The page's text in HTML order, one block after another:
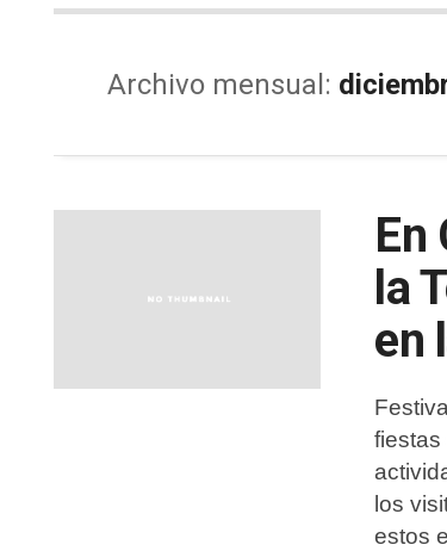
Archivo mensual:
En
la
en
fiestas
los
estos